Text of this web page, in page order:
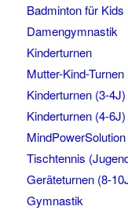
Badminton für Kids
Damengymnastik
Kinderturnen
Mutter-Kind-Turnen
Kinderturnen (3-4J)
Kinderturnen (4-6J)
MindPowerSolution
Tischtennis
Geräteturnen (8-
Gymnastik